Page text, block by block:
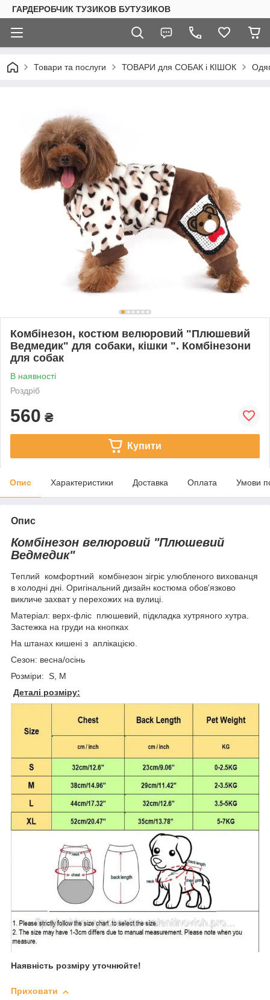
ГАРДЕРОБЧИК ТУЗИКОВ БУТУЗИКОВ
Товари та послуги ТОВАРИ для СОБАК і КІШОК
Комбінезон, костюм велюровий "Плюшевий
Ведмедик" для собаки, кішки ". Комбінезони
для собак
В наявності
Роздріб
560 ₴
Купити
Опис Характеристики Доставка Оплата Умови
Опис
Комбінезон велюровий "Плюшевий
Ведмедик"
Теплий комфортний комбінезон зігріє улюбленого вихованця
в холодні дні. Оригінальний дизайн костюма обов'язково
викличе захват у перехожих на вулиці.
Матеріал: верх-фліс плюшевий, підкладка хутряного хутра.
Застежка на груди на кнопках
На штанах кишені з аплікацією.
Сезон: весна/осінь
Розміри: S, M
Деталі розміру:
Наявність розміру уточнюйте!
Приховати